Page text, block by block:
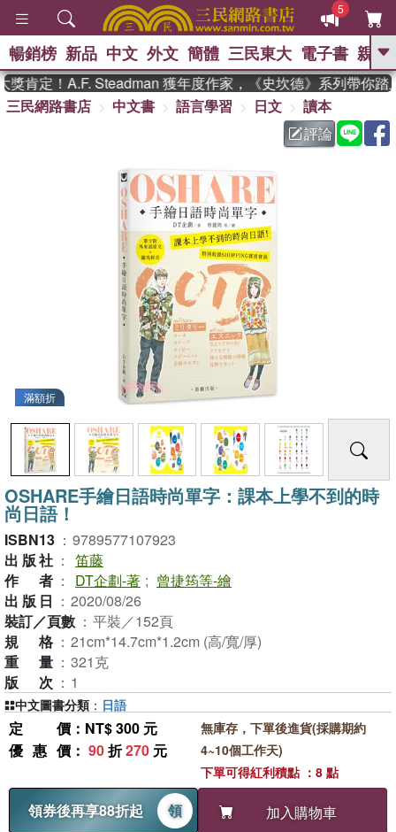
5
GO
熱搜： 東野圭吾 、 高希均教授回憶錄
父親節 、 如果歷
暑期推薦 、 國際布克
登輝時代 、 數學女孩：黎曼猜想
偉大的迷走神經
暢銷榜 新品 中文 外文 簡體 三民東大 電子書 親子
肯定！A.F. Steadman 獲年度作家，《史坎德》系列帶你踏上
三民網路書店
中文書 語言學習 日文
讀本
評論
滿額折
OSHARE手繪日語時尚單字：課本上學不到的時
尚日語！
ISBN13 ： 9789577107923
出版社 ： 笛藤
作者 ： DT企劃-著 ; 曾捷筠等-繪
出版日 ： 2020/08/26
裝訂／頁數 ： 平裝／152頁
規格 ： 21cm*14.7cm*1.2cm (高/寬/厚)
重量 ： 321克
版次 ： 1
定價 ：NT$ 300 元
優惠價 ： 90折270 元
領券後再享88折起 領 加入購物車
無庫存，下單後進貨(採購期約
4~10個工作天)
下單可得紅利積點 ：8 點
中文圖書分類 ： 日語